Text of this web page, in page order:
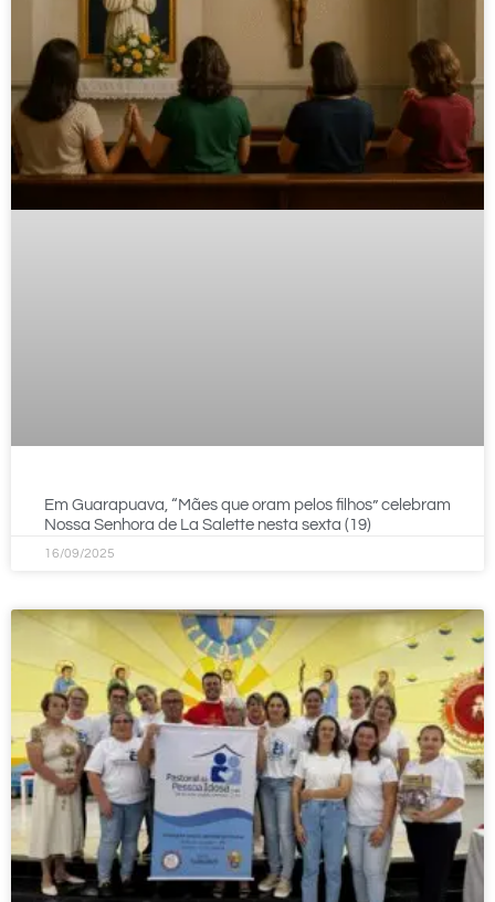
Em Guarapuava, “Mães que oram pelos filhos” celebram
Nossa Senhora de La Salette nesta sexta (19)
16/09/2025